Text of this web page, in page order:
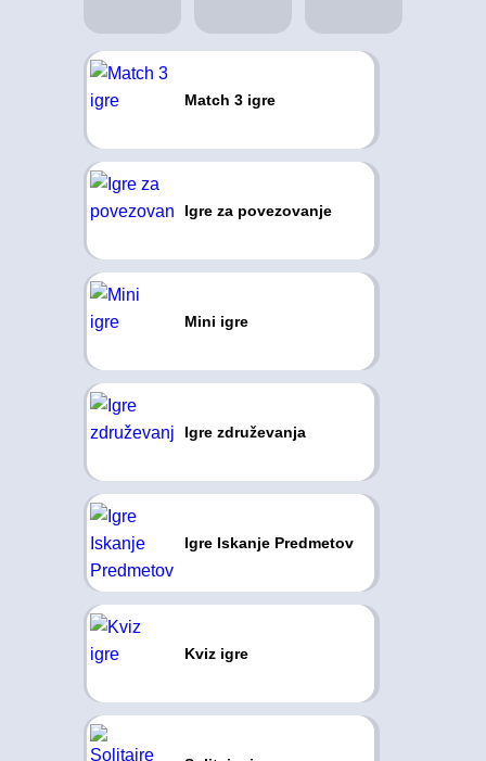
Match 3 igre
Igre za povezovanje
Mini igre
Igre združevanja
Igre Iskanje Predmetov
Kviz igre